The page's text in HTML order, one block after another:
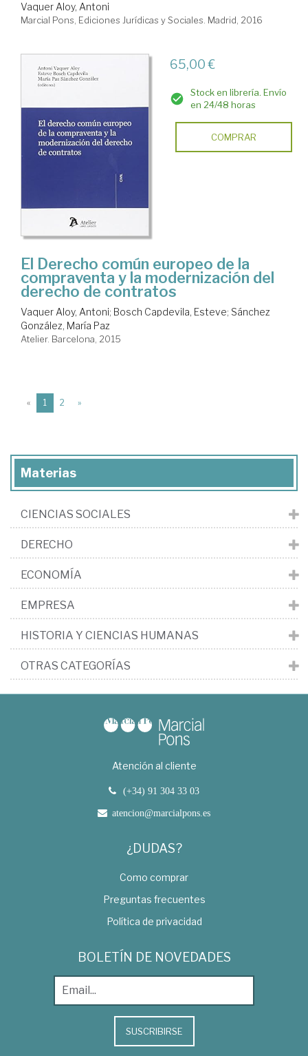
Vaquer Aloy, Antoni
Marcial Pons, Ediciones Jurídicas y Sociales. Madrid, 2016
65,00 €
Stock en librería. Envío
en 24/48 horas
COMPRAR
El Derecho común europeo de la
compraventa y la modernización del
derecho de contratos
Vaquer Aloy, Antoni; Bosch Capdevila, Esteve; Sánchez
González, María Paz
Atelier. Barcelona, 2015
« 1 (current)
2 »
Materias
CIENCIAS SOCIALES
DERECHO
ECONOMÍA
EMPRESA
HISTORIA Y CIENCIAS HUMANAS
OTRAS CATEGORÍAS
Atención al cliente
(+34) 91 304 33 03
atencion@marcialpons.es
¿DUDAS?
Como comprar
Preguntas frecuentes
Política de privacidad
BOLETÍN DE NOVEDADES
SUSCRIBIRSE